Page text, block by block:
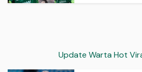
Update Warta Hot